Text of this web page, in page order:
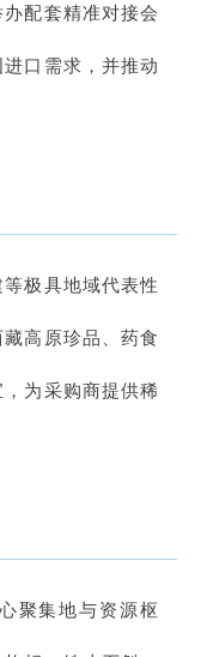
配套精准对接会
口需求，并推动
极具地域代表性
高原珍品、药食
为采购商提供稀
聚集地与资源枢